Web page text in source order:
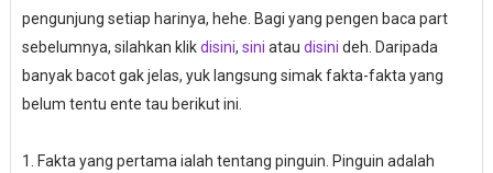
pengunjung setiap harinya, hehe. Bagi yang pengen baca part
sebelumnya, silahkan klikdisini, sini atau disini deh. Daripada
banyak bacot gak jelas, yuk langsung simak fakta-fakta yang
belum tentu ente tau berikut ini.
1. Fakta yang pertama ialah tentang pinguin. Pinguin adalah